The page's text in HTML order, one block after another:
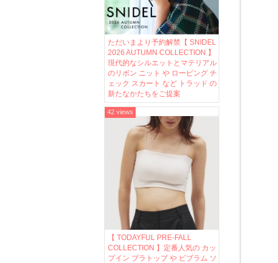
ただいまより予約解禁【 SNIDEL
2026 AUTUMN COLLECTION 】
現代的なシルエットとマテリアル
のリボン ニット や ロービング チ
ェック スカート など トラッド の
新たなかたちをご提案
【 TODAYFUL PRE-FALL
COLLECTION 】定番人気の カッ
プイン ブラトップ や ビブラム ソ
42 views